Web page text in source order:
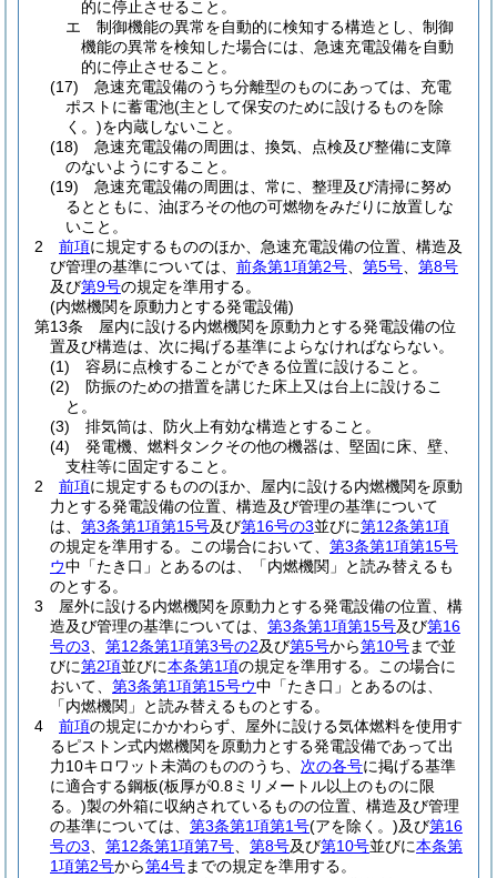
的に停止させること。
エ
制御機能の異常を自動的に検知する構造とし、制御
機能の異常を検知した場合には、急速充電設備を自動
的に停止させること。
(17)
急速充電設備のうち分離型のものにあっては、充電
ポストに蓄電池(主として保安のために設けるものを除
く。)を内蔵しないこと。
(18)
急速充電設備の周囲は、換気、点検及び整備に支障
のないようにすること。
(19)
急速充電設備の周囲は、常に、整理及び清掃に努め
るとともに、油ぼろその他の可燃物をみだりに放置しな
いこと。
2
前項に規定するもののほか、急速充電設備の位置、構造及
び管理の基準については、 前条第1項第2号 第5号
第8号
及び第9号の規定を準用する。
(内燃機関を原動力とする発電設備)
第13条
屋内に設ける内燃機関を原動力とする発電設備の位
置及び構造は、次に掲げる基準によらなければならない。
(1)
容易に点検することができる位置に設けること。
(2)
防振のための措置を講じた床上又は台上に設けるこ
と。
(3)
排気筒は、防火上有効な構造とすること。
(4)
発電機、燃料タンクその他の機器は、堅固に床、壁、
支柱等に固定すること。
2
前項に規定するもののほか、屋内に設ける内燃機関を原動
力とする発電設備の位置、構造及び管理の基準について
は、 第3条第1項第15号及び第16号の3並びに第12条第1項
の規定を準用する。
この場合において、 第3条第1項第15号
ウ中「たき口」とあるのは、「内燃機関」と読み替えるも
のとする。
3
屋外に設ける内燃機関を原動力とする発電設備の位置、構
造及び管理の基準については、 第3条第1項第15号及び第16
号の3
第12条第1項第3号の2及び第5号から第10号まで並
びに第2項並びに本条第1項の規定を準用する。
この場合に
おいて、 第3条第1項第15号ウ中「たき口」とあるのは、
「内燃機関」と読み替えるものとする。
4
前項の規定にかかわらず、屋外に設ける気体燃料を使用す
るピストン式内燃機関を原動力とする発電設備であって出
力10キロワット未満のもののうち、 次の各号に掲げる基準
に適合する鋼板(板厚が0.8ミリメートル以上のものに限
る。)製の外箱に収納されているものの位置、構造及び管理
の基準については、 第3条第1項第1号(アを除く。)及び第16
号の3
第12条第1項第7号 第8号及び第10号並びに本条第
1項第2号から第4号までの規定を準用する。